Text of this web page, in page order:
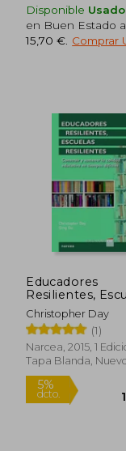
dcto.
5%
dcto.
Rápido
Disponible Usado
en Buen Estado a
15,70 € Comprar
Educadores
Resilientes,
Resilientes:
y Sostener la
Educativa en
Difíciles
Christopher Day
(1)
Narcea, 2015, 1
Tapa Blanda,